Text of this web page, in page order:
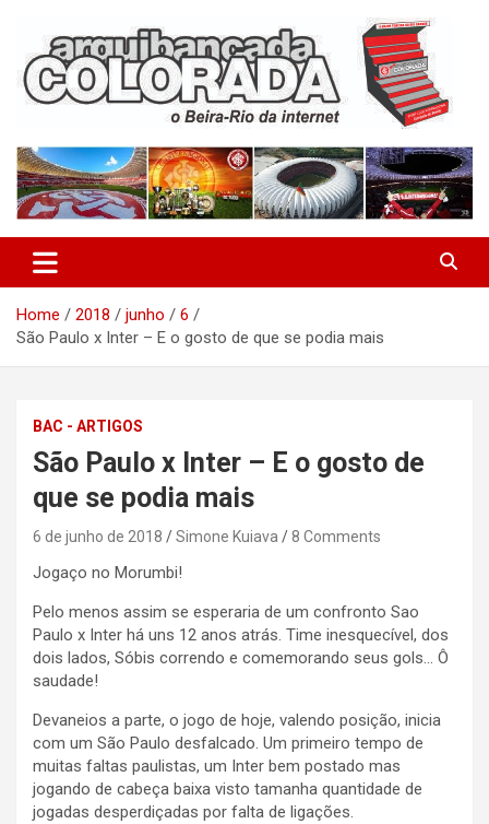
content
Arquibancada Colorada
Home 2018 junho
6
São Paulo x Inter – E o gosto de que se podia mais
BAC - ARTIGOS
São Paulo x Inter – E o gosto de
que se podia mais
6 de junho de 2018 Simone Kuiava 8 Comments
Jogaço no Morumbi!
Pelo menos assim se esperaria de um confronto Sao
Paulo x Inter há uns 12 anos atrás. Time inesquecível, dos
dois lados, Sóbis correndo e comemorando seus gols… Ô
saudade!
Devaneios a parte, o jogo de hoje, valendo posição, inicia
com um São Paulo desfalcado. Um primeiro tempo de
muitas faltas paulistas, um Inter bem postado mas
jogando de cabeça baixa visto tamanha quantidade de
jogadas desperdiçadas por falta de ligações.